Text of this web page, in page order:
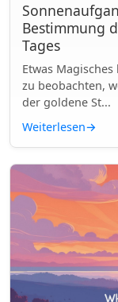
Bestimmung
Tages
Etwas
zu beobachten,
der goldene St...
Weiterlesen→